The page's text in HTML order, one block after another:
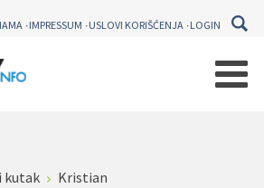
IMPRESSUM USLOVI KORIŠĆENJA LOGIN
kutak Kristian